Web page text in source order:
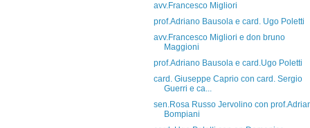
avv.Francesco Migliori
prof.Adriano Bausola e card. Ugo Poletti
avv.Francesco Migliori e don bruno
Maggioni
prof.Adriano Bausola e card.Ugo Poletti
card. Giuseppe Caprio con card. Sergio
Guerri e ca...
sen.Rosa Russo Jervolino con
Bompiani